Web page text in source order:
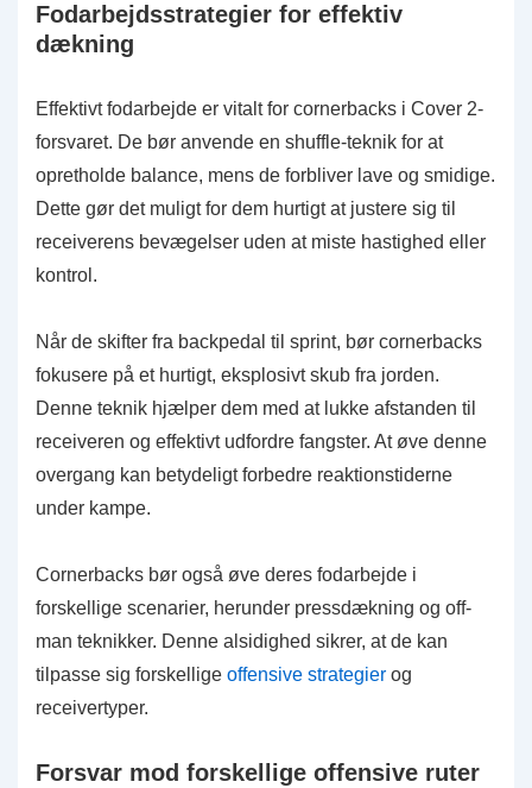
Fodarbejdsstrategier for effektiv
dækning
Effektivt fodarbejde er vitalt for cornerbacks i Cover 2-
forsvaret. De bør anvende en shuffle-teknik for at
opretholde balance, mens de forbliver lave og smidige.
Dette gør det muligt for dem hurtigt at justere sig til
receiverens bevægelser uden at miste hastighed eller
kontrol.
Når de skifter fra backpedal til sprint, bør cornerbacks
fokusere på et hurtigt, eksplosivt skub fra jorden.
Denne teknik hjælper dem med at lukke afstanden til
receiveren og effektivt udfordre fangster. At øve denne
overgang kan betydeligt forbedre reaktionstiderne
under kampe.
Cornerbacks bør også øve deres fodarbejde i
forskellige scenarier, herunder pressdækning og off-
man teknikker. Denne alsidighed sikrer, at de kan
tilpasse sig forskellige offensive strategier og
receivertyper.
Forsvar mod forskellige offensive ruter